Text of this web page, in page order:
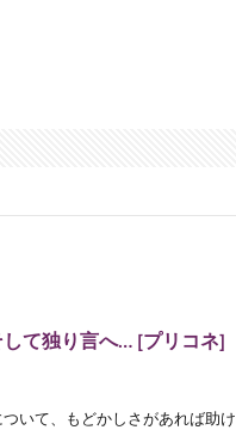
て独り言へ… [プリコネ]
ついて、もどかしさがあれば助け